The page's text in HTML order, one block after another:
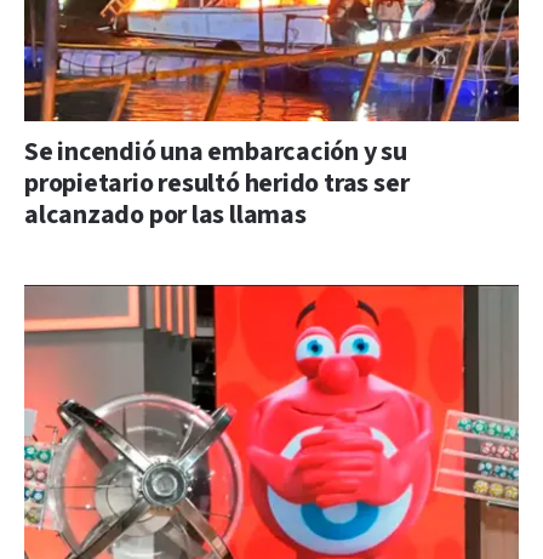
Se incendió una embarcación y su
propietario resultó herido tras ser
alcanzado por las llamas